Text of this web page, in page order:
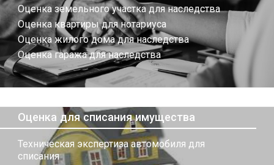
Оценка земельного участка для наследства
Оценка квартиры для нотариуса
Оценка жилого дома для наследства
Оценка гаража для наследства
Оценка для списания имущества
Техническая экспертиза автомобиля для
списания